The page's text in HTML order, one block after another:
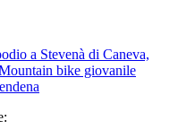
a Stevenà di Caneva,
bike giovanile